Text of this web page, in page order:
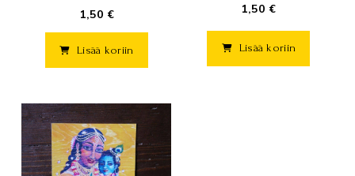
1,50 €
Lisää koriin
1,50 €
Lisää koriin